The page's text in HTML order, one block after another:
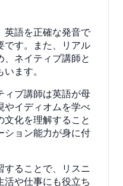
英語を正確な発音で
です。また、リアル
、ネイティブ講師と
ます。
ィブ講師は英語が母
やイディオムを学べ
文化を理解すること
ション能力が身に付
することで、リスニ
活や仕事にも役立ち